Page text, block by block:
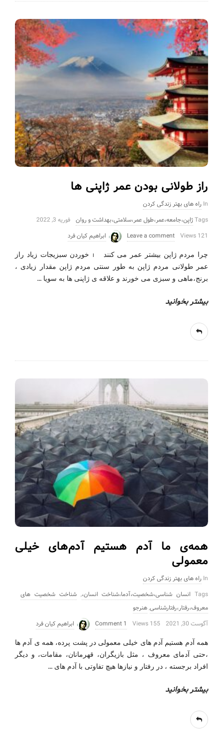
راز طولانی بودن عمر ژاپنی ها
In راه های بهتر زندگی کردن
Tagsژاپن،جامعه،عمر،طول عمر،سلامتی،بهداشت و روان
فوریه 3, 2022
121 Views
Leave a comment ابراهیم کیان فرد
چرا مردم ژاپن بیشتر عمر می کنند 1_خوردن سبزیجات زیاد راز
عمر طولانی مردم ژاپن به طور سنتی مردم ژاپن مقدار زیادی ،
برنج،ماهی و سبزی می خورند و علاقه ی ژاپنی ها به سویا …
بیشتر بخوانید
همه‌ی ما آدم هستیم آدم‌های خیلی
معمولی
In راه های بهتر زندگی کردن
Tags انسان شناسی،شخصیت،آدما،شناخت انسان،,شناخت شخصیت های
معروف،رفتار،رفتارشناسی,هنرجو
آگوست 30, 2021
155 Views
1 Comment ابراهیم کیان فرد
همه آدم هستیم آدم های خیلی معمولی در پشت پرده، همه ی آدم ها
،حتی آدمای معروف ، مثل بازیگران، قهرمانان، مقامات، و دیگر
افراد برجسته ، در رفتار و نیازها هیچ تفاوتی با آدم های …
بیشتر بخوانید